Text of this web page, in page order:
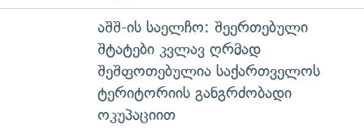
აშშ-ის საელჩო: შეერთებული
შტატები კვლავ ღრმად
შეშფოთებულია საქართველოს
ტერიტორიის განგრძობადი
ოკუპაციით